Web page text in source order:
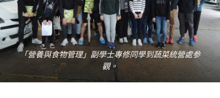
「營養與食物管理」副學士專修同學到蔬菜統營處参
觀。